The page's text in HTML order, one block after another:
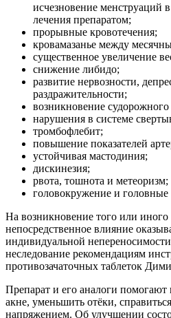
исчезновение менструаций
лечения препаратом;
прорывные кровотечения;
кровамазанье между
существенное увеличение
снижение либидо;
развитие нервозности,
раздражительности;
возникновение
нарушения в системе
тромбофлебит;
повышение показателей
устойчивая мастодиния;
дискинезия;
рвота, тошнота и метеоризм;
головокружение и головные
На возникновение того или иного
непосредственное влияние
индивидуальной
неследование рекомендациям
противозачаточных таблеток
Препарат и его аналоги помогают
акне, уменьшить отёки,
напряжением. Об улучшении